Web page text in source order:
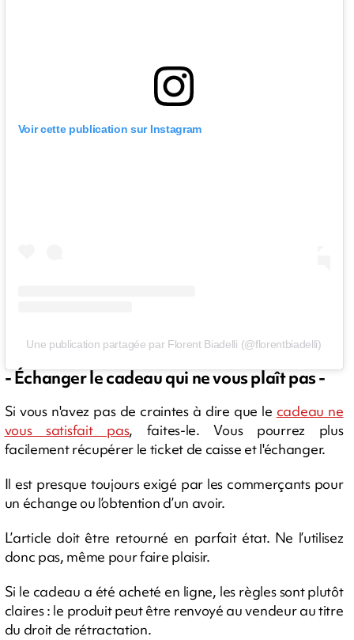
Voir cette publication sur Instagram
Une publication partagée par Florent Biadelli (@florentbiadelli)
- Échanger le cadeau qui ne vous plaît pas -
Si vous n'avez pas de craintes à dire que le cadeau ne
vous satisfait pas, faites-le. Vous pourrez plus
facilement récupérer le ticket de caisse et l'échanger.
Il est presque toujours exigé par les commerçants pour
un échange ou l’obtention d’un avoir.
L’article doit être retourné en parfait état. Ne l’utilisez
donc pas, même pour faire plaisir.
Si le cadeau a été acheté en ligne, les règles sont plutôt
claires : le produit peut être renvoyé au vendeur au titre
du droit de rétractation.